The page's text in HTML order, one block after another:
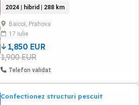
2(buc) are obloanele fata spate rabatabile
,basculabila si totodata sunt placate cu tabla
aluminiu striat este acoperita cu prelata
rezistenta cadru metalic+roata de
rezerva,sistem ...
2024 | hibrid | 288 km
Baicoi, Prahova
17 iulie
1,850 EUR
1,900 EUR
Telefon validat
Confectionez structuri pescuit